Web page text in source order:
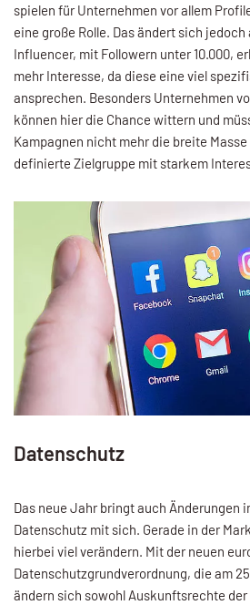
spielen für Unternehmen vor allem
eine große Rolle. Das ändert sich jedoch
Influencer, mit Followern unter 10.000,
mehr Interesse, da diese eine viel
ansprechen. Besonders Unternehmen
können hier die Chance wittern und
Kampagnen nicht mehr die breite
definierte Zielgruppe mit starkem
Datenschutz
Das neue Jahr bringt auch Änderungen
Datenschutz mit sich. Gerade in der
hierbei viel verändern. Mit der neuen
Datenschutzgrundverordnung, die am
ändern sich sowohl Auskunftsrechte der